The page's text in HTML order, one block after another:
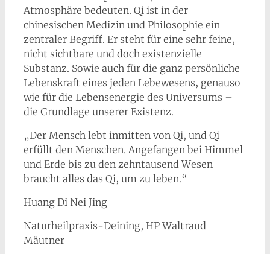
Atmosphäre bedeuten. Qi ist in der
chinesischen Medizin und Philosophie ein
zentraler Begriff. Er steht für eine sehr feine,
nicht sichtbare und doch existenzielle
Substanz. Sowie auch für die ganz persönliche
Lebenskraft eines jeden Lebewesens, genauso
wie für die Lebensenergie des Universums –
die Grundlage unserer Existenz.
„Der Mensch lebt inmitten von Qi, und Qi
erfüllt den Menschen. Angefangen bei Himmel
und Erde bis zu den zehntausend Wesen
braucht alles das Qi, um zu leben.“
Huang Di Nei Jing
Naturheilpraxis-Deining, HP Waltraud
Mäutner